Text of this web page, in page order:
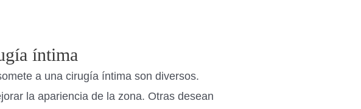
íntima
a una cirugía íntima son diversos.
la apariencia de la zona. Otras desean